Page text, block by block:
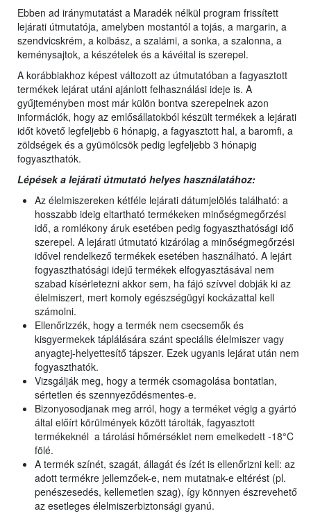
Ebben ad iránymutatást a Maradék nélkül program frissített
lejárati útmutatója, amelyben mostantól a tojás, a margarin, a
szendvicskrém, a kolbász, a szalámi, a sonka, a szalonna, a
keménysajtok, a készételek és a kávéital is szerepel.
A korábbiakhoz képest változott az útmutatóban a fagyasztott
termékek lejárat utáni ajánlott felhasználási ideje is. A
gyűjteményben most már külön bontva szerepelnek azon
információk, hogy az emlősállatokból készült termékek a lejárati
időt követő legfeljebb 6 hónapig, a fagyasztott hal, a baromfi, a
zöldségek és a gyümölcsök pedig legfeljebb 3 hónapig
fogyaszthatók.
Lépések a lejárati útmutató helyes használatához:
Az élelmiszereken kétféle lejárati dátumjelölés található: a
hosszabb ideig eltartható termékeken minőségmegőrzési
idő, a romlékony áruk esetében pedig fogyaszthatósági idő
szerepel. A lejárati útmutató kizárólag a minőségmegőrzési
idővel rendelkező termékek esetében használható. A lejárt
fogyaszthatósági idejű termékek elfogyasztásával nem
szabad kísérletezni akkor sem, ha fájó szívvel dobják ki az
élelmiszert, mert komoly egészségügyi kockázattal kell
számolni.
Ellenőrizzék, hogy a termék nem csecsemők és
kisgyermekek táplálására szánt speciális élelmiszer vagy
anyagtej-helyettesítő tápszer. Ezek ugyanis lejárat után nem
fogyaszthatók.
Vizsgálják meg, hogy a termék csomagolása bontatlan,
sértetlen és szennyeződésmentes-e.
Bizonyosodjanak meg arról, hogy a terméket végig a gyártó
által előírt körülmények között tárolták, fagyasztott
termékeknél a tárolási hőmérséklet nem emelkedett -18°C
fölé.
A termék színét, szagát, állagát és ízét is ellenőrizni kell: az
adott termékre jellemzőek-e, nem mutatnak-e eltérést (pl.
penészesedés, kellemetlen szag), így könnyen észrevehető
az esetleges élelmiszerbiztonsági gyanú.